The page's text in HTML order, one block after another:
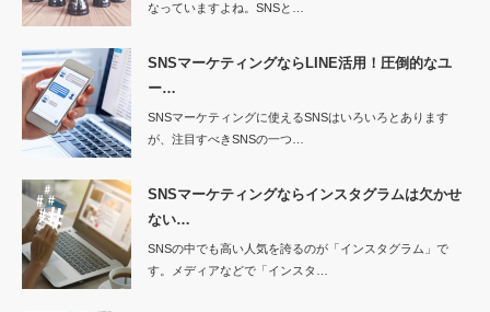
なっていますよね。SNSと…
SNSマーケティングならLINE活用！圧倒的なユ
ー…
SNSマーケティングに使えるSNSはいろいろとあります
が、注目すべきSNSの一つ…
SNSマーケティングならインスタグラムは欠かせ
ない…
SNSの中でも高い人気を誇るのが「インスタグラム」で
す。メディアなどで「インスタ…